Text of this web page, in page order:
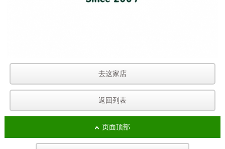
去这家店
返回列表
页面顶部